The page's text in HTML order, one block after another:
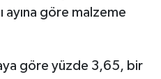
ayına göre malzeme
göre yüzde 3,65, bir